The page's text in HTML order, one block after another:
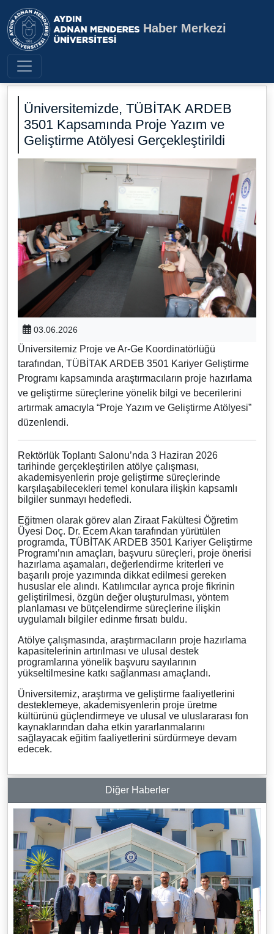
Aydın Adnan Menderes
Haber Merkezi
Üniversitemizde, TÜBİTAK ARDEB
3501 Kapsamında Proje Yazım ve
Geliştirme Atölyesi Gerçekleştirildi
03.06.2026
Üniversitemiz Proje ve Ar-Ge Koordinatörlüğü
tarafından, TÜBİTAK ARDEB 3501 Kariyer Geliştirme
Programı kapsamında araştırmacıların proje hazırlama
ve geliştirme süreçlerine yönelik bilgi ve becerilerini
artırmak amacıyla “Proje Yazım ve Geliştirme Atölyesi”
düzenlendi.
Rektörlük Toplantı Salonu’nda 3 Haziran 2026
tarihinde gerçekleştirilen atölye çalışması,
akademisyenlerin proje geliştirme süreçlerinde
karşılaşabilecekleri temel konulara ilişkin kapsamlı
bilgiler sunmayı hedefledi.
Eğitmen olarak görev alan Ziraat Fakültesi Öğretim
Üyesi Doç. Dr. Ecem Akan tarafından yürütülen
programda, TÜBİTAK ARDEB 3501 Kariyer Geliştirme
Programı’nın amaçları, başvuru süreçleri, proje önerisi
hazırlama aşamaları, değerlendirme kriterleri ve
başarılı proje yazımında dikkat edilmesi gereken
hususlar ele alındı. Katılımcılar ayrıca proje fikrinin
geliştirilmesi, özgün değer oluşturulması, yöntem
planlaması ve bütçelendirme süreçlerine ilişkin
uygulamalı bilgiler edinme fırsatı buldu.
Atölye çalışmasında, araştırmacıların proje hazırlama
kapasitelerinin artırılması ve ulusal destek
programlarına yönelik başvuru sayılarının
yükseltilmesine katkı sağlanması amaçlandı.
Üniversitemiz, araştırma ve geliştirme faaliyetlerini
desteklemeye, akademisyenlerin proje üretme
kültürünü güçlendirmeye ve ulusal ve uluslararası fon
kaynaklarından daha etkin yararlanmalarını
sağlayacak eğitim faaliyetlerini sürdürmeye devam
edecek.
Diğer Haberler